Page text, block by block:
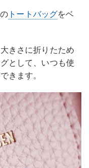
トートバッグをベ
きさに折りたため
として、いつも使
きます。